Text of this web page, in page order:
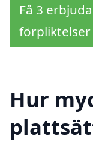
Få 3
förpliktelser
Hur